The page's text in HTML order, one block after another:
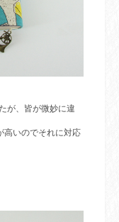
が、皆が微妙に違
高いのでそれに対応